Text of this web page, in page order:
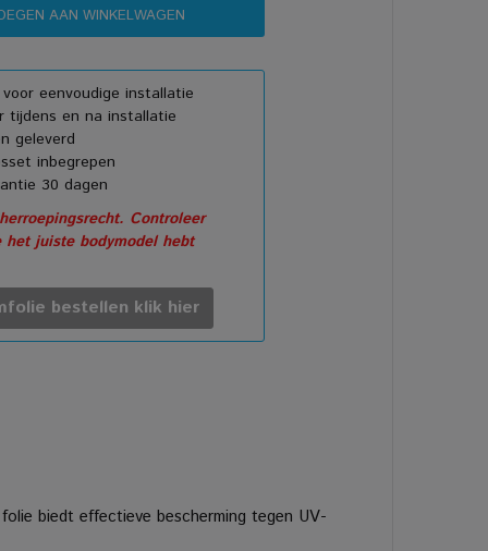
eenvoudige installatie
tijdens en na installatie
geleverd
inbegrepen
30 dagen
Controleer
juiste bodymodel hebt
bestellen klik hier
biedt effectieve bescherming tegen UV-